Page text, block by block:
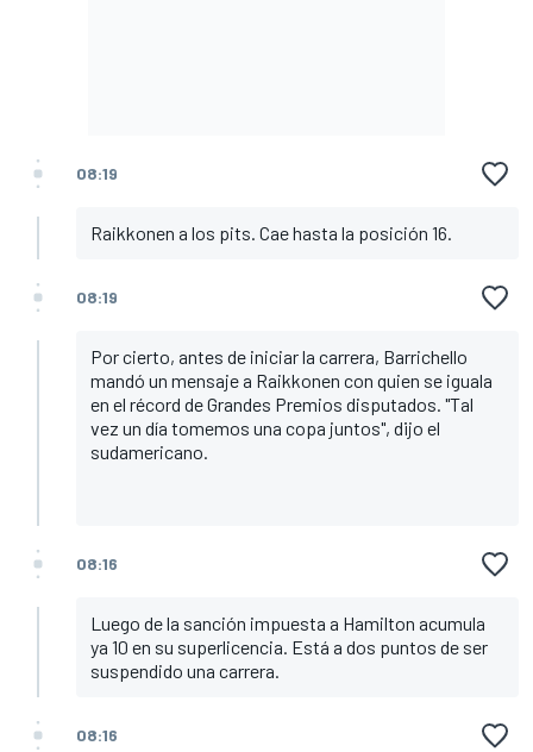
08:19
Raikkonen a los pits. Cae hasta la posición 16.
08:19
Por cierto, antes de iniciar la carrera, Barrichello
mandó un mensaje a Raikkonen con quien se iguala
en el récord de Grandes Premios disputados. "Tal
vez un día tomemos una copa juntos", dijo el
sudamericano.
08:16
Luego de la sanción impuesta a Hamilton acumula
ya 10 en su superlicencia. Está a dos puntos de ser
suspendido una carrera.
08:16